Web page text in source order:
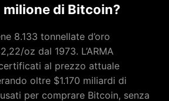
milione di Bitcoin?
8.133 tonnellate d’oro
oz dal 1973. L’ARMA
al prezzo attuale
oltre $1.170 miliardi di
per comprare Bitcoin, senza